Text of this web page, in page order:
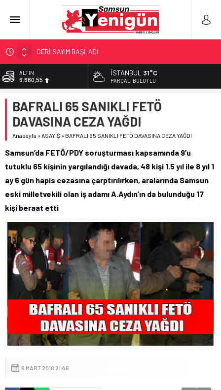
GERİ SAYIM BAŞLADI
SAMSUNSPOR’DA HEDEF 5’İNCİLİK!
‘BAFRA’YA YATIRIM YAPIN!’
YÖNETİCİ SEÇERKEN YAPILAN EN BÜYÜK HATALAR
ALTIN
6.660,55
13.779,39
DOLAR
47,7111
55,1881
İSTANBUL 31°C
PARÇALI BULUTLU
BAFRALI 65 SANIKLI FETÖ
DAVASINA CEZA YAĞDI
Anasayfa »ASAYİŞ » BAFRALI 65 SANIKLI FETÖ DAVASINA CEZA YAĞDI
Samsun’da FETÖ/PDY soruşturması kapsamında 9’u
tutuklu 65 kişinin yargılandığı davada, 48 kişi 1.5 yıl ile 8 yıl 1
ay 6 gün hapis cezasına çarptırılırken, aralarında Samsun
eski milletvekili olan iş adamı A.Aydın’ın da bulunduğu 17
kişi beraat etti
6 MART 2018 21:46